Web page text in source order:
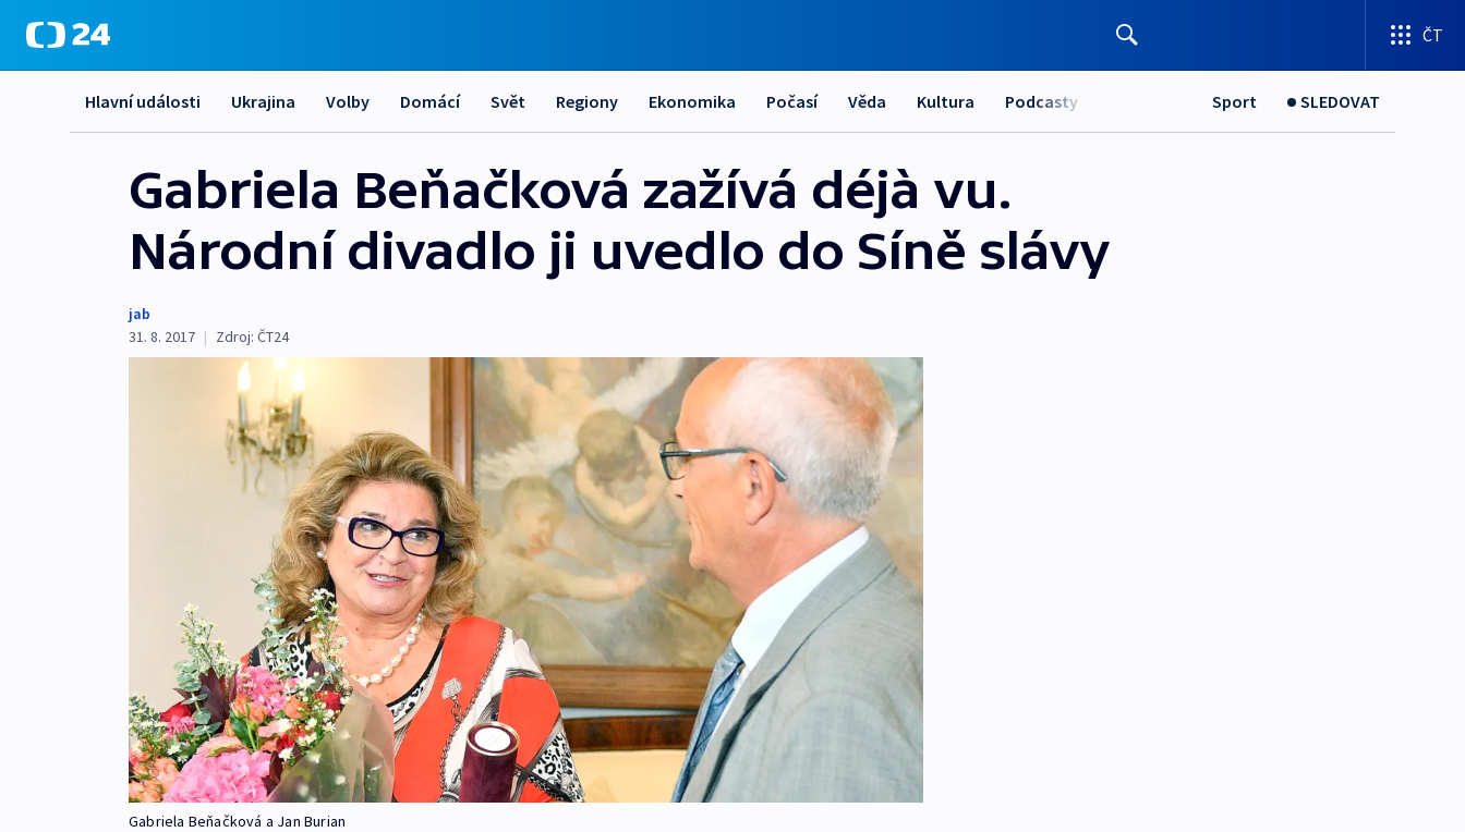
ČT
Hlavní události Ukrajina Volby Domácí Svět Regiony Ekonomika Počasí Věda Kultura Podcasty Sport SLEDOVAT
Gabriela Beňačková zažívá déjà vu.
Národní divadlo ji uvedlo do Síně slávy
jab
31. 8. 2017 | Zdroj: ČT24
Gabriela Beňačková a Jan Burian